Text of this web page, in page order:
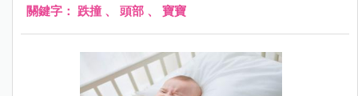
沒有懼高症，很容易從椅子或沙發上摔下來。
關鍵字： 跌撞 、 頭部 、 寶寶